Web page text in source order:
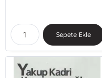
Sepete Ekle